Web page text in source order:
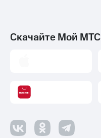
Скачайте Мой МТС